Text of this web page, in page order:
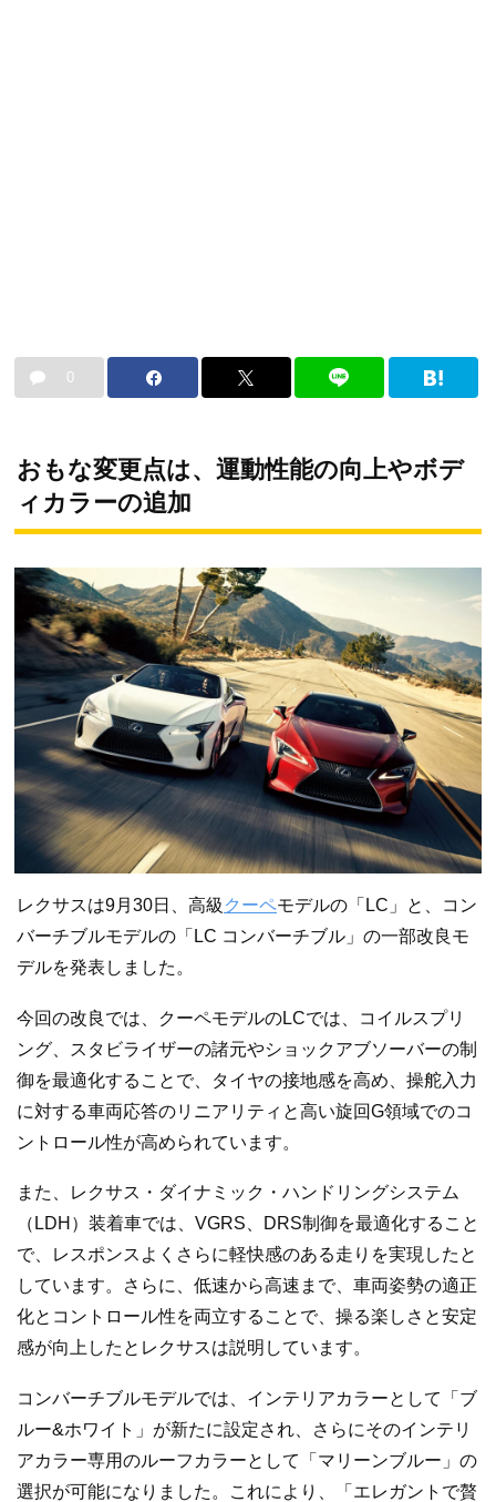
0
おもな変更点は、運動性能の向上やボデ
ィカラーの追加
レクサスは9月30日、高級 クーペモデルの「LC」と、コン
バーチブルモデルの「LC コンバーチブル」の一部改良モ
デルを発表しました。
今回の改良では、クーペモデルのLCでは、コイルスプリ
ング、スタビライザーの諸元やショックアブソーバーの制
御を最適化することで、タイヤの接地感を高め、操舵入力
に対する車両応答のリニアリティと高い旋回G領域でのコ
ントロール性が高められています。
また、レクサス・ダイナミック・ハンドリングシステム
（LDH）装着車では、VGRS、DRS制御を最適化すること
で、レスポンスよくさらに軽快感のある走りを実現したと
しています。さらに、低速から高速まで、車両姿勢の適正
化とコントロール性を両立することで、操る楽しさと安定
感が向上したとレクサスは説明しています。
コンバーチブルモデルでは、インテリアカラーとして「ブ
ルー&ホワイト」が新たに設定され、さらにそのインテリ
アカラー専用のルーフカラーとして「マリーンブルー」の
選択が可能になりました。これにより、「エレガントで贅